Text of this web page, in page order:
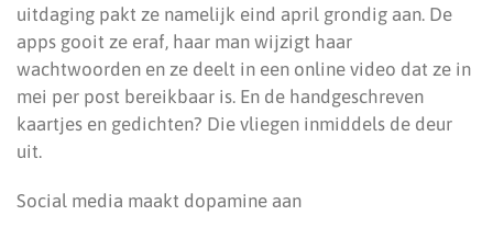
uitdaging pakt ze namelijk eind april grondig aan. De
apps gooit ze eraf, haar man wijzigt haar
wachtwoorden en ze deelt in een online video dat ze in
mei per post bereikbaar is. En de handgeschreven
kaartjes en gedichten? Die vliegen inmiddels de deur
uit.
Social media maakt dopamine aan